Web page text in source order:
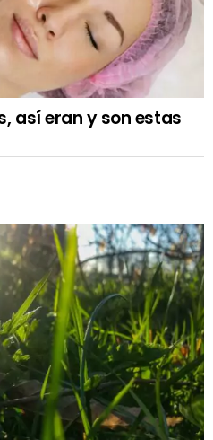
así eran y son estas